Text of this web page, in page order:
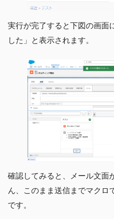
実行が完了すると下図の画面
した」と表示されます。
確認してみると、メール文面
ん、このまま送信までマクロ
です。